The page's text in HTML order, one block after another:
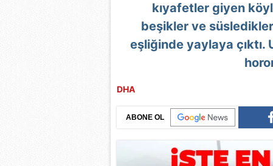
kıyafetler giyen
beşikler ve
eşliğinde yaylaya
DHA
ABONE OL